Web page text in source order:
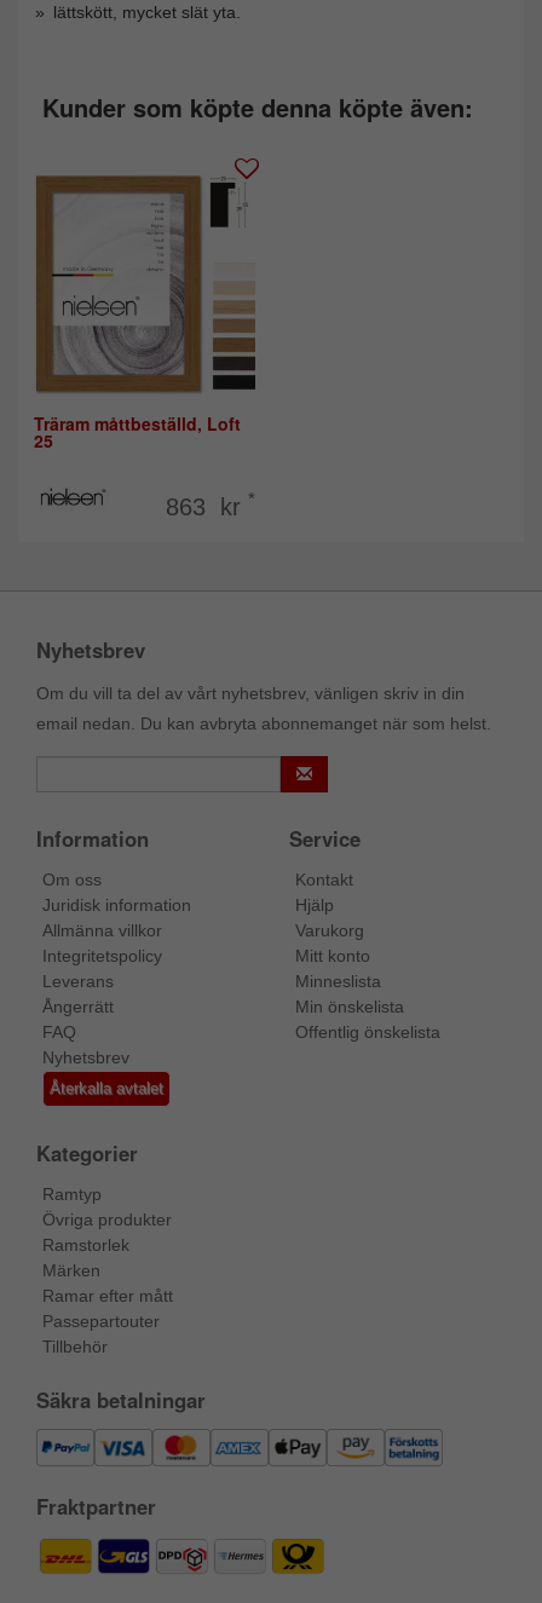
lättskött, mycket slät yta.
Kunder som köpte denna köpte även:
Träram måttbeställd, Loft
25
863 kr *
Nyhetsbrev
Om du vill ta del av vårt nyhetsbrev, vänligen skriv in din
email nedan. Du kan avbryta abonnemanget när som helst.
Information
Om oss
Juridisk information
Allmänna villkor
Integritetspolicy
Leverans
Ångerrätt
FAQ
Nyhetsbrev
Återkalla avtalet
Service
Kontakt
Hjälp
Varukorg
Mitt konto
Minneslista
Min önskelista
Offentlig önskelista
Kategorier
Ramtyp
Övriga produkter
Ramstorlek
Märken
Ramar efter mått
Passepartouter
Tillbehör
Säkra betalningar
Fraktpartner